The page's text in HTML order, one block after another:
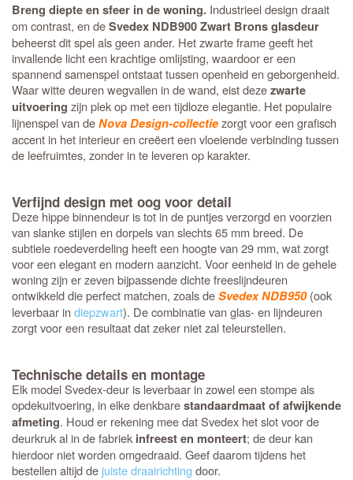
Breng diepte en sfeer in de woning. Industrieel design draait
om contrast, en deSvedex NDB900 Zwart Brons glasdeur
beheerst dit spel als geen ander. Het zwarte frame geeft het
invallende licht een krachtige omlijsting, waardoor er een
spannend samenspel ontstaat tussen openheid en geborgenheid.
Waar witte deuren wegvallen in de wand, eist dezezwarte
uitvoering zijn plek op met een tijdloze elegantie. Het populaire
lijnenspel van deNova Design-collectiezorgt voor een grafisch
accent in het interieur en creëert een vloeiende verbinding tussen
de leefruimtes, zonder in te leveren op karakter.
Verfijnd design met oog voor detail
Deze hippe binnendeur is tot in de puntjes verzorgd en voorzien
van slanke stijlen en dorpels van slechts 65 mm breed. De
subtiele roedeverdeling heeft een hoogte van 29 mm, wat zorgt
voor een elegant en modern aanzicht. Voor eenheid in de gehele
woning zijn er zeven bijpassende dichte freeslijndeuren
ontwikkeld die perfect matchen, zoals deSvedex NDB950(ook
leverbaar indiepzwart). De combinatie van glas- en lijndeuren
zorgt voor een resultaat dat zeker niet zal teleurstellen.
Technische details en montage
Elk model Svedex-deur is leverbaar in zowel een stompe als
opdekuitvoering, in elke denkbarestandaardmaat of afwijkende
afmeting. Houd er rekening mee dat Svedex het slot voor de
deurkruk al in de fabriek infreest en monteert; de deur kan
hierdoor niet worden omgedraaid. Geef daarom tijdens het
bestellen altijd de juiste draairichtingdoor.